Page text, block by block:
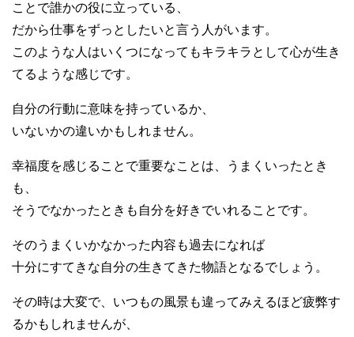
ことで誰かの役に立っている、
だから仕事をずっとしたいと言う人がいます。
このような人はいくつになってもキラキラとして心が生き
てるような感じです。
自分の行動に意味を持っているか、
いないかの違いかもしれません。
幸福度を感じることで重要なことは、うまくいったとき
も、
そうでなかったときも自分を好きでいれることです。
そのうまくいかなかった内容も過去になれば
十分にすてきな自分の生きてきた物語となるでしょう。
その時は大変で、いつもの風景も違ってみえるほど疲弊す
るかもしれませんが、